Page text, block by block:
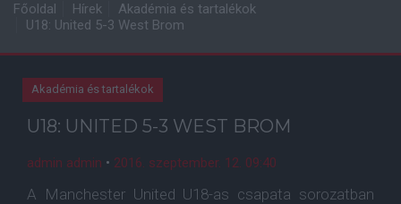
Főoldal Hírek
Akadémia és tartalékok
U18: United 5-3 West Brom
Akadémia és tartalékok
U18: UNITED 5-3 WEST BROM
admin admin • 2016. szeptember. 12. 09:40
A Manchester United U18-as csapata sorozatban